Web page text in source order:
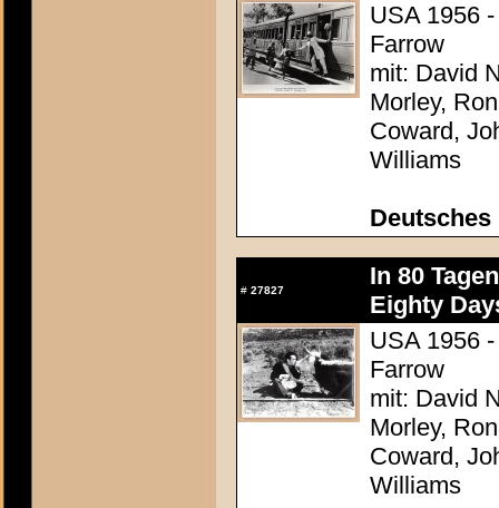
USA 1956
Farrow
mit: David
Morley,
Coward,
Williams
# 27827
In 80
Eighty
USA 1956
Farrow
mit: David
Morley,
Coward,
Williams